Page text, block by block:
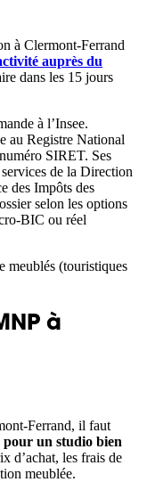
à Clermont-Ferrand
auprès du
dans les 15 jours
à l’Insee.
au Registre National
SIRET. Ses
de la Direction
des Impôts des
selon les options
BIC ou réel
meublés (touristiques
à
Ferrand, il faut
pour un studio bien
d’achat, les frais de
meublée.